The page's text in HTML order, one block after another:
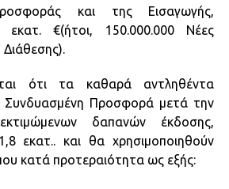
και της Εισαγωγής,
€(ήτοι, 150.000.000 Νέες
ότι τα καθαρά αντληθέντα
Συνδυασμένη Προσφορά μετά την
δαπανών έκδοσης,
εκατ.. και θα χρησιμοποιηθούν
κατά προτεραιότητα ως εξής: